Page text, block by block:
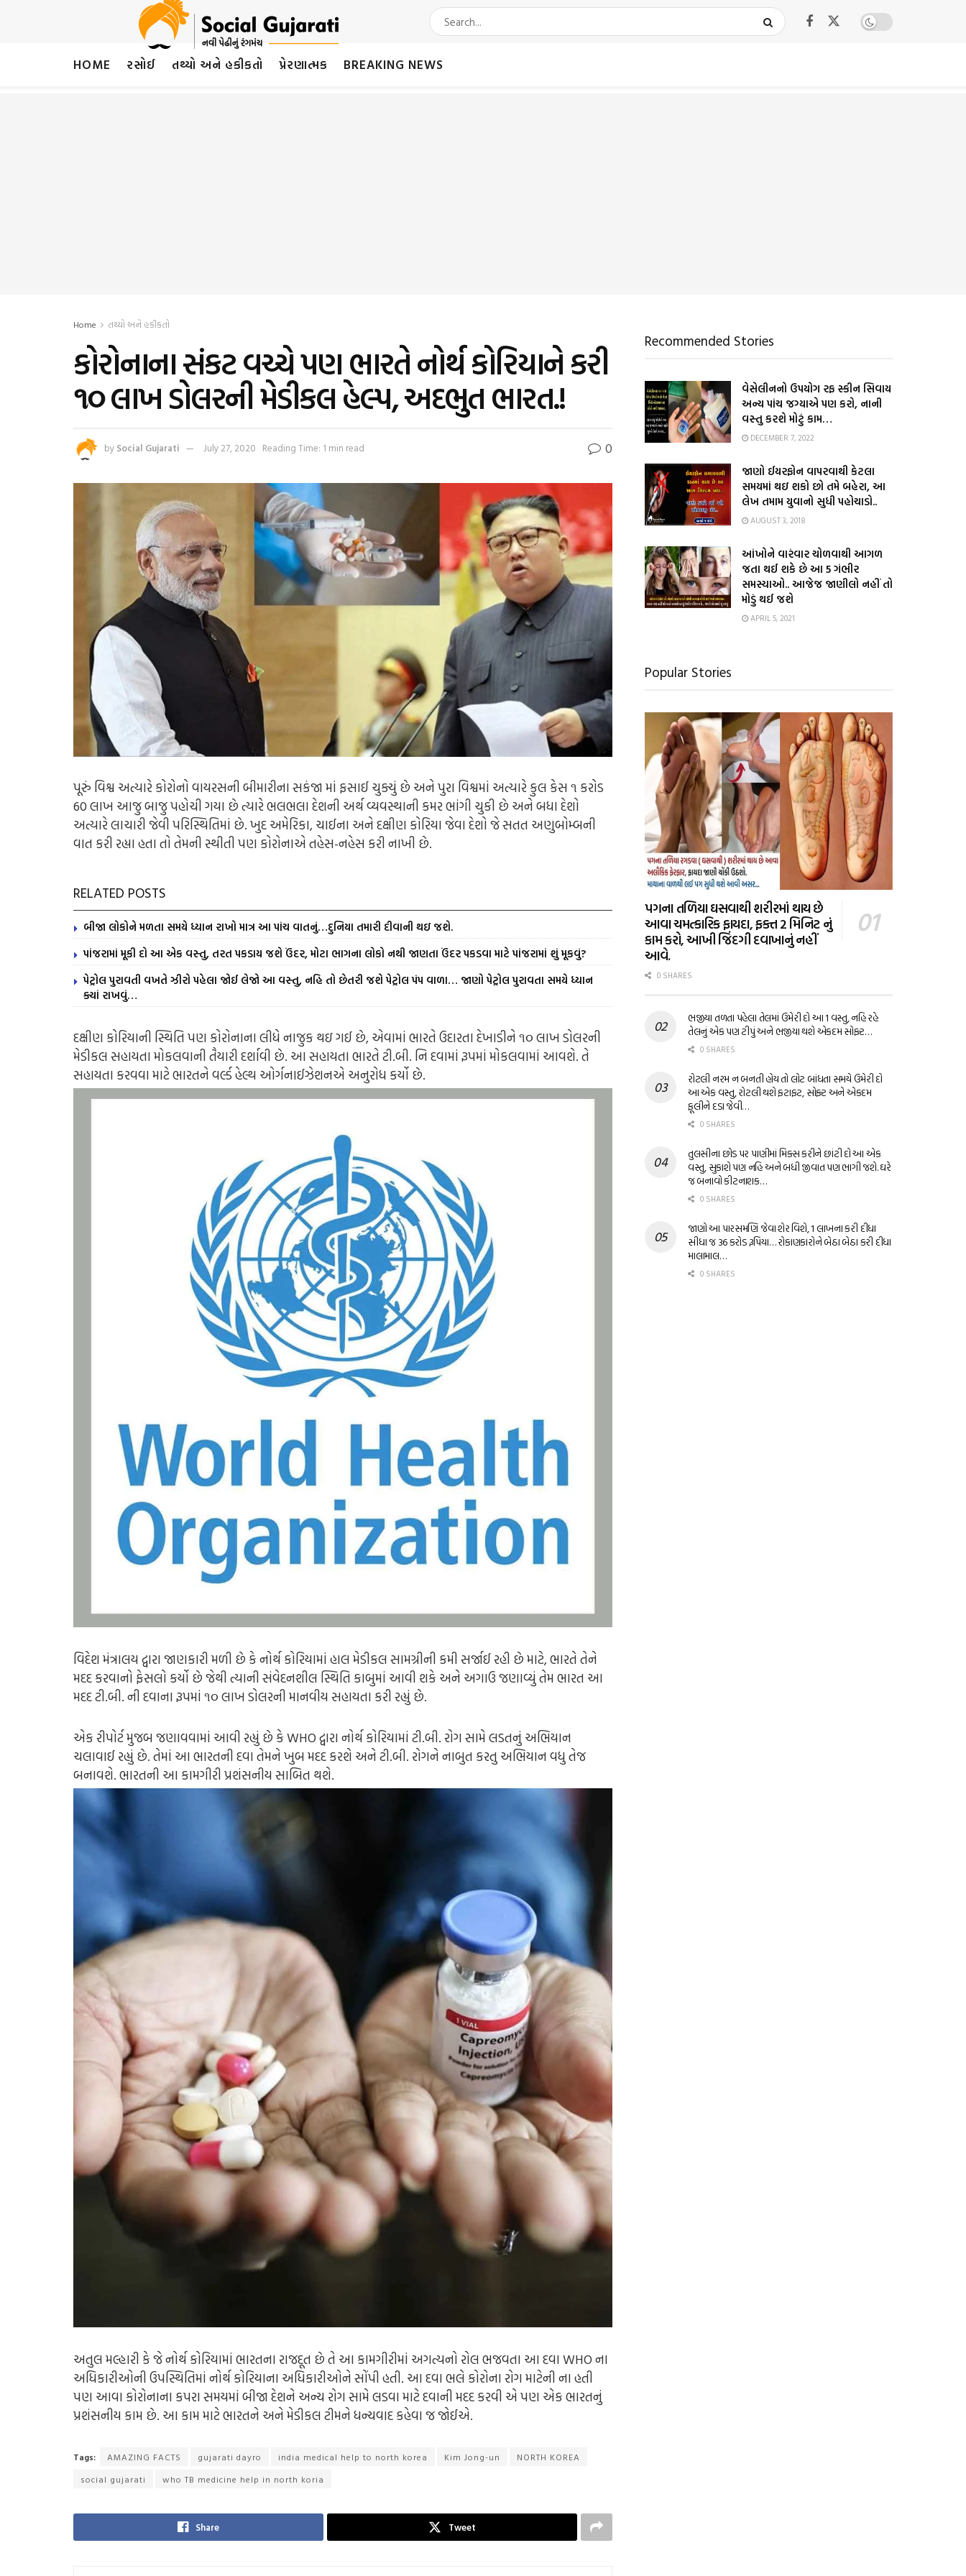
HOME રસોઈ તથ્યો અને હકીકતો પ્રેરણાત્મક BREAKING NEWS
Home તથ્યો અને હકીકતો
કોરોનાના સંકટ વચ્ચે પણ ભારતે નોર્થ કોરિયાને કરી
૧૦ લાખ ડોલરની મેડીકલ હેલ્પ, અદભુત ભારત.!
by Social Gujarati July 27, 2020 Reading Time: 1 min read 0
પૂરું વિશ્વ અત્યારે કોરોનો વાયરસની બીમારીના સકંજા માં ફસાઈ ચુક્યું છે અને પુરા વિશ્વમાં અત્યારે કુલ કેસ ૧ કરોડ
60 લાખ આજુ બાજુ પહોચી ગયા છે ત્યારે ભલભલા દેશની અર્થ વ્યવસ્થાની કમર ભાંગી ચુકી છે અને બધા દેશો
અત્યારે લાચારી જેવી પરિસ્થિતિમાં છે. ખુદ અમેરિકા, ચાઈના અને દક્ષીણ કોરિયા જેવા દેશો જે સતત અણુબોમ્બની
વાત કરી રહ્યા હતા તો તેમની સ્થીતી પણ કોરોનાએ તહેસ-નહેસ કરી નાખી છે.
RELATED POSTS
બીજા લોકોને મળતા સમયે ધ્યાન રાખો માત્ર આ પાંચ વાતનું…દુનિયા તમારી દીવાની થઇ જશે.
પાંજરામાં મૂકી દો આ એક વસ્તુ, તરત પકડાય જશે ઉંદર, મોટા ભાગના લોકો નથી જાણતા ઉંદર પકડવા માટે પાંજરામાં શું મૂકવું?
પેટ્રોલ પુરાવતી વખતે ઝીરો પહેલા જોઈ લેજો આ વસ્તુ, નહિ તો છેતરી જશે પેટ્રોલ પંપ વાળા… જાણો પેટ્રોલ પુરાવતા સમયે ધ્યાન
ક્યાં રાખવું…
દક્ષીણ કોરિયાની સ્થિતિ પણ કોરોનાના લીધે નાજુક થઇ ગઈ છે, એવામાં ભારતે ઉદારતા દેખાડીને ૧૦ લાખ ડોલરની
મેડીકલ સહાયતા મોકલવાની તૈયારી દર્શાવી છે. આ સહાયતા ભારતે ટી.બી. નિ દવામાં રૂપમાં મોકલવામાં આવશે. તે
સહાયતા કરવવા માટે ભારતને વર્લ્ડ હેલ્થ ઓર્ગનાઈઝેશનએ અનુરોધ કર્યો છે.
વિદેશ મંત્રાલય દ્વારા જાણકારી મળી છે કે નોર્થ કોરિયામાં હાલ મેડીકલ સામગ્રીની કમી સર્જાઈ રહી છે માટે, ભારતે તેને
મદદ કરવાનો ફેસલો કર્યો છે જેથી ત્યાની સંવેદનશીલ સ્થિતિ કાબુમાં આવી શકે અને અગાઉ જણાવ્યું તેમ ભારત આ
મદદ ટી.બી. ની દવાના રૂપમાં ૧૦ લાખ ડોલરની માનવીય સહાયતા કરી રહ્યું છે.
એક રીપોર્ટ મુજબ જણાવવામાં આવી રહ્યું છે કે WHO દ્વારા નોર્થ કોરિયામાં ટી.બી. રોગ સામે લડતનું અભિયાન
ચલાવાઈ રહ્યું છે. તેમાં આ ભારતની દવા તેમને ખુબ મદદ કરશે અને ટી.બી. રોગને નાબુત કરતુ અભિયાન વધુ તેજ
બનાવશે. ભારતની આ કામગીરી પ્રશંસનીય સાબિત થશે.
અતુલ મલ્હારી કે જે નોર્થ કોરિયામાં ભારતના રાજદૂત છે તે આ કામગીરીમાં અગત્યનો રોલ ભજવતા આ દવા WHO ના
અધિકારીઓની ઉપસ્થિતિમાં નોર્થ કોરિયાના અધિકારીઓને સોંપી હતી. આ દવા ભલે કોરોના રોગ માટેની ના હતી
પણ આવા કોરોનાના કપરા સમયમાં બીજા દેશને અન્ય રોગ સામે લડવા માટે દવાની મદદ કરવી એ પણ એક ભારતનું
પ્રશંસનીય કામ છે. આ કામ માટે ભારતને અને મેડીકલ ટીમને ધન્યવાદ કહેવા જ જોઈએ.
Tags: AMAZING FACTS gujarati dayro india medical help to north korea Kim Jong-un
NORTH KOREA
social gujarati
who TB medicine help in north koria
Share Tweet
Recommended Stories
વેસેલીનનો ઉપયોગ રફ સ્કીન સિવાય
અન્ય પાંચ જગ્યાએ પણ કરો, નાની
વસ્તુ કરશે મોટું કામ…
DECEMBER 7, 2022
જાણો ઈયરફોન વાપરવાથી કેટલા
સમયમાં થઇ શકો છો તમે બહેરા, આ
લેખ તમામ યુવાનો સુધી પહોચાડો..
AUGUST 3, 2018
આંખોને વારંવાર ચોળવાથી આગળ
જતા થઈ શકે છે આ 5 ગંભીર
સમસ્યાઓ.. આજેજ જાણીલો નહીં તો
મોડું થઈ જશે
APRIL 5, 2021
Popular Stories
પગના તળિયા ઘસવાથી શરીરમાં થાય છે
આવા ચમત્કારિક ફાયદા, ફક્ત 2 મિનિટ નું
કામ કરો, આખી જિંદગી દવાખાનું નહીં
આવે.
0 SHARES
ભજીયા તળતા પહેલા તેલમાં ઉમેરી દો આ 1 વસ્તુ, નહિ રહે
તેલનું એક પણ ટીપું અને ભજીયા થશે એકદમ સોફ્ટ…
0 SHARES
રોટલી નરમ ન બનતી હોય તો લોટ બાંધતા સમયે ઉમેરી દો
આ એક વસ્તુ, રોટલી થશે ફટાફટ, સોફ્ટ અને એકદમ
ફૂલીને દડા જેવી…
0 SHARES
તુલસીના છોડ પર પાણીમાં મિક્સ કરીને છાંટી દો આ એક
વસ્તુ, સુકાશે પણ નહિ અને બધી જીવાત પણ ભાગી જશે. ઘરે
જ બનાવો કીટનાશક…
0 SHARES
જાણો આ પારસમણિ જેવા શેર વિશે, 1 લાખના કરી દીધા
સીધા જ 36 કરોડ રૂપિયા… રોકાણકારોને બેઠા બેઠા કરી દીધા
માલામાલ…
0 SHARES